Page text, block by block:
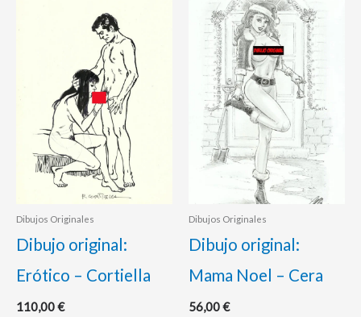
Dibujos Originales
Dibujo original:
Erótico – Cortiella
110,00€
Dibujos Originales
Dibujo original:
Mama Noel – Cera
56,00€